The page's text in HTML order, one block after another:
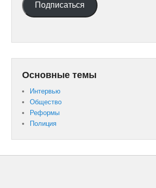
Подписаться
Основные темы
Интервью
Общество
Реформы
Полиция